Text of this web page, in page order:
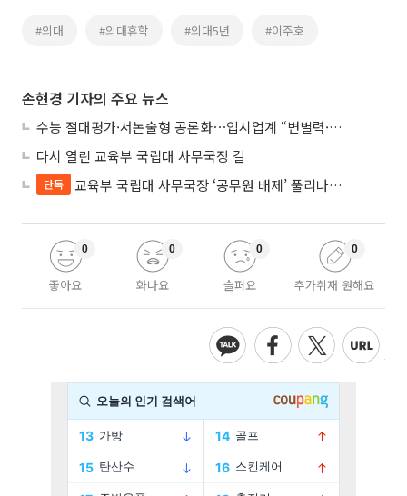
#의대 #의대휴학 #의대5년 #이주호
손현경 기자의 주요 뉴스
수능 절대평가·서논술형 공론화⋯입시업계 “변별력·사교육 대책 먼저”
다시 열린 교육부 국립대 사무국장 길
단독 교육부 국립대 사무국장 ‘공무원 배제’ 풀리나…응시자격 다시 열렸다
좋아요
0
화나요
0
슬퍼요
0
추가취재 원해요
0